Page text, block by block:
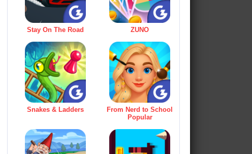
Stay On The Road ZUNO
Snakes & Ladders
From Nerd to School
Popular